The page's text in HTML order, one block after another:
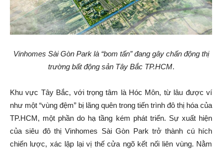
Vinhomes Sài Gòn Park là “bom tấn” đang gây chấn động thị
trường bất động sản Tây Bắc TP.HCM.
Khu vực Tây Bắc, với trọng tâm là Hóc Môn, từ lâu được ví
như một “vùng đệm” bị lãng quên trong tiến trình đô thị hóa của
TP.HCM, một phần do hạ tầng kém phát triển. Sự xuất hiện
của siêu đô thị Vinhomes Sài Gòn Park trở thành cú hích
chiến lược, xác lập lại vị thế cửa ngõ kết nối liên vùng. Nằm